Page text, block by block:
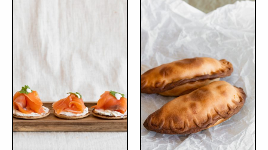
Lees meer
overNetwerkbijeenkomst